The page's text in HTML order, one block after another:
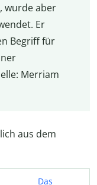
wurde aber
Er
Begriff für
Merriam
aus dem
Das